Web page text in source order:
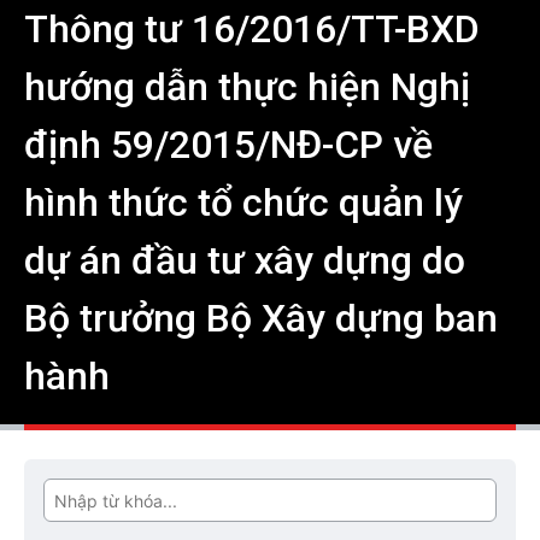
Thông tư 16/2016/TT-BXD
hướng dẫn thực hiện Nghị
định 59/2015/NĐ-CP về
hình thức tổ chức quản lý
dự án đầu tư xây dựng do
Bộ trưởng Bộ Xây dựng ban
hành
Tìm